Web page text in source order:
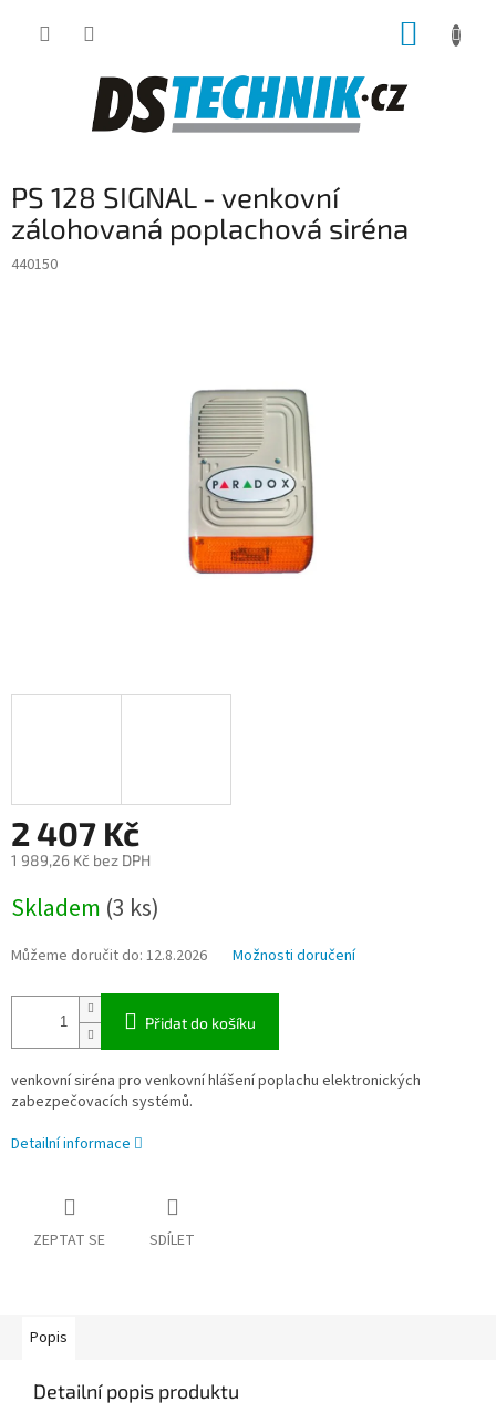
PS 128 SIGNAL - venkovní
zálohovaná poplachová siréna
440150
2 407 Kč
1 989,26 Kč bez DPH
cena:
Skladem (3 ks)
Můžeme doručit do: 12.8.2026 Možnosti doručení
Přidat do košíku
venkovní siréna pro venkovní hlášení poplachu elektronických
zabezpečovacích systémů.
Detailní informace
ZEPTAT SE SDÍLET
Popis
Detailní popis produktu